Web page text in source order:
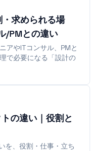
求められる場
/PMとの違い
アやITコンサル、PMと
で必要になる「設計の
の違い｜役割と
を、役割・仕事・立ち